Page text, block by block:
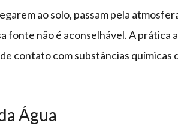
ao solo, passam pela
fonte não é aconselhável. A prática
contato com substâncias
Água